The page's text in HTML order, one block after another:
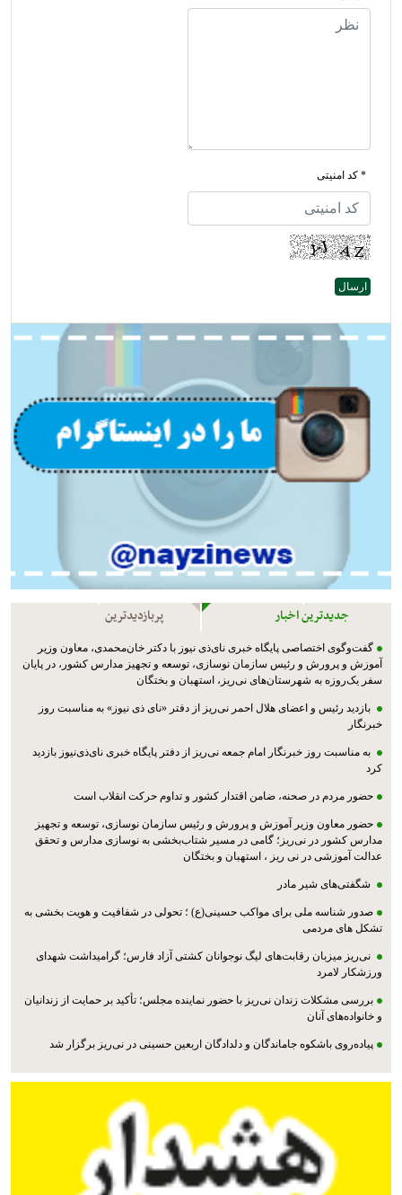
* کد امنیتی
جدیدترین اخبار پربازدیدترین
گفت‌وگوی اختصاصی پایگاه خبری نای‌ذی نیوز با دکتر خان‌محمدی، معاون وزیر
آموزش و پرورش و رئیس سازمان نوسازی، توسعه و تجهیز مدارس کشور، در پایان
سفر یک‌روزه به شهرستان‌های نی‌ریز، استهبان و بختگان
بازدید رئیس و اعضای هلال احمر نی‌ریز از دفتر «نای ذی نیوز» به مناسبت روز
خبرنگار
به مناسبت روز خبرنگار امام جمعه نی‌ریز از دفتر پایگاه خبری نای‌ذی‌نیوز بازدید
کرد
حضور مردم در صحنه، ضامن اقتدار کشور و تداوم حرکت انقلاب است
حضور معاون وزیر آموزش و پرورش و رئیس سازمان نوسازی، توسعه و تجهیز
مدارس کشور در نی‌ریز؛ گامی در مسیر شتاب‌بخشی به نوسازی مدارس و تحقق
عدالت آموزشی در نی ریز ، استهبان و بختگان
شگفتی‌های شیر مادر
صدور شناسه ملی برای مواکب حسینی(ع) ؛ تحولی در شفافیت و هویت بخشی به
تشکل های مردمی
نی‌ریز میزبان رقابت‌های لیگ نوجوانان کشتی آزاد فارس؛ گرامیداشت شهدای
ورزشکار لامرد
بررسی مشکلات زندان نی‌ریز با حضور نماینده مجلس؛ تأکید بر حمایت از زندانیان
و خانواده‌های آنان
پیاده‌روی باشکوه جاماندگان و دلدادگان اربعین حسینی در نی‌ریز برگزار شد